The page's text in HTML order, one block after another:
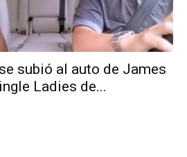
subió al auto de James
Ladies de...